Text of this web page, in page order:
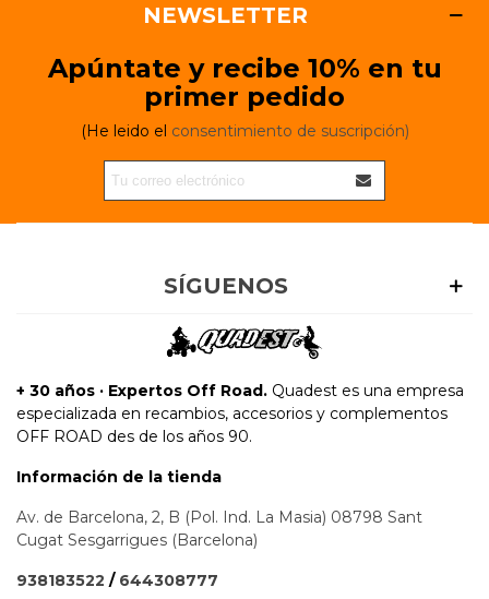
NEWSLETTER
Apúntate y recibe 10% en tu
primer pedido
(He leido el consentimiento de suscripción)
SÍGUENOS
+ 30 años · Expertos Off Road. Quadest es una empresa
especializada en recambios, accesorios y complementos
OFF ROAD des de los años 90.
Información de la tienda
Av. de Barcelona, 2, B (Pol. Ind. La Masia) 08798 Sant
Cugat Sesgarrigues (Barcelona)
938183522 / 644308777